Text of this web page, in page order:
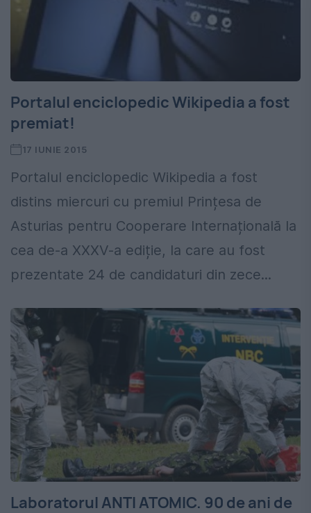
Portalul enciclopedic Wikipedia a fost
premiat!
17 IUNIE 2015
Portalul enciclopedic Wikipedia a fost
distins miercuri cu premiul Prințesa de
Asturias pentru Cooperare Internațională la
cea de-a XXXV-a ediție, la care au fost
prezentate 24 de candidaturi din zece...
Laboratorul ANTI ATOMIC. 90 de ani de